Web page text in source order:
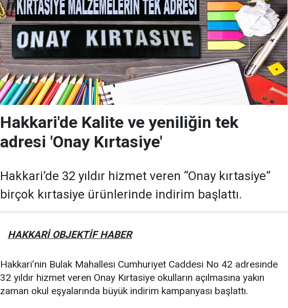
Hakkari'de Kalite ve yeniliğin tek
adresi 'Onay Kırtasiye'
Hakkari’de 32 yıldır hizmet veren “Onay kırtasiye”
birçok kırtasiye ürünlerinde indirim başlattı.
HAKKARİ OBJEKTİF HABER
Hakkari’nin Bulak Mahallesi Cumhuriyet Caddesi No 42 adresinde
32 yıldır hizmet veren Onay Kırtasiye okulların açılmasına yakın
zaman okul eşyalarında büyük indirim kampanyası başlattı.